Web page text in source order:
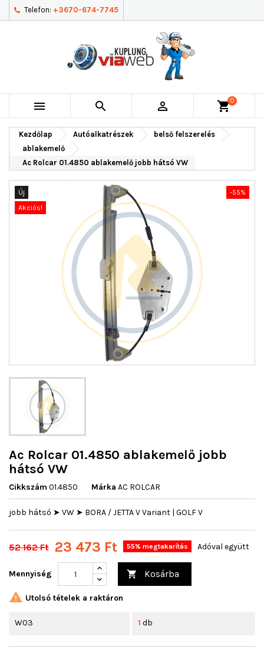
Telefon: +3670-674-7745
   shopping_cart0
Kezdőlap Autóalkatrészek
belső felszerelés
ablakemelő
Ac Rolcar 01.4850 ablakemelő jobb hátsó VW
Új
-55%
Akciós!
Ac Rolcar 01.4850 ablakemelő jobb
hátsó VW
Cikkszám 01.4850 Márka AC ROLCAR
jobb hátsó ➤ VW ➤ BORA / JETTA V Variant | GOLF V
52 162 Ft 23 473 Ft 55% megtakarítás Adóval együtt
Mennyiség  Kosárba
 Utolsó tételek a raktáron
W03 1 db